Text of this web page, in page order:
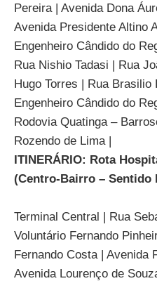
Pereira | Avenida Dona
Avenida Presidente Altino
Engenheiro Cândido do
Rua Nishio Tadasi | Rua
Hugo Torres | Rua
Engenheiro Cândido do
Rodovia Quatinga –
Rozendo de Lima |
ITINERÁRIO: Rota
(Centro-Bairro – Sentido
Terminal Central | Rua
Voluntário Fernando
Fernando Costa | Avenida
Avenida Lourenço de